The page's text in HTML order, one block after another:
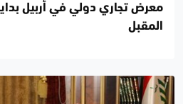
معرض تجاري دولي في أربيل
المقبل